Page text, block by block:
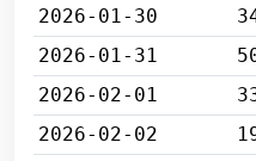
2026-01-30
2026-01-31
2026-02-01
2026-02-02